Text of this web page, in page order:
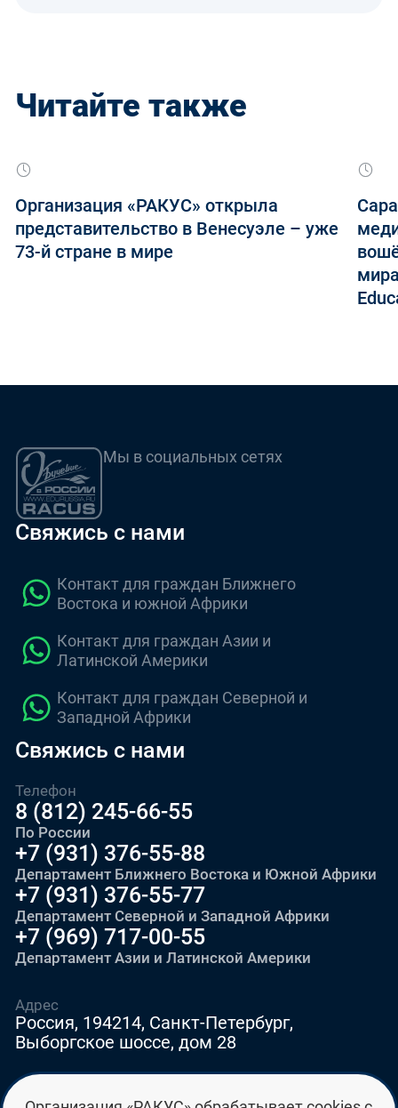
Читайте также
Организация «РАКУС» открыла
представительство в Венесуэле – уже
73-й стране в мире
Мы в социальных сетях
Свяжись с нами
Контакт для граждан Ближнего
Востока и южной Африки
Контакт для граждан Азии и
Латинской Америки
Контакт для граждан Северной и
Западной Африки
Свяжись с нами
Телефон
8 (812) 245-66-55
По России
+7 (931) 376-55-88
Департамент Ближнего Востока и Южной Африки
+7 (931) 376-55-77
Департамент Северной и Западной Африки
+7 (969) 717-00-55
Департамент Азии и Латинской Америки
E-mail
Адрес
Россия, 194214, Санкт-Петербург,
Выборгское шоссе, дом 28